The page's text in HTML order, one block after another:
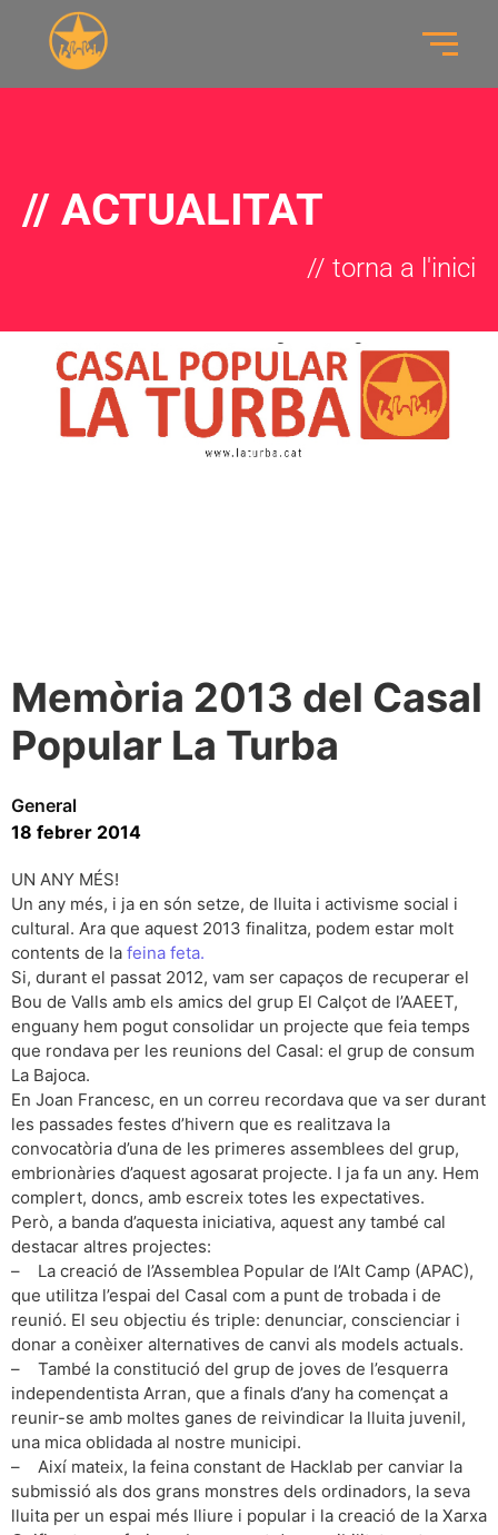
// ACTUALITAT
// torna a l'inici
Memòria 2013 del Casal
Popular La Turba
General
18 febrer 2014
UN ANY MÉS!
Un any més, i ja en són setze, de lluita i activisme social i
cultural. Ara que aquest 2013 finalitza, podem estar molt
contents de la feina feta.
Si, durant el passat 2012, vam ser capaços de recuperar el
Bou de Valls amb els amics del grup El Calçot de l’AAEET,
enguany hem pogut consolidar un projecte que feia temps
que rondava per les reunions del Casal: el grup de consum
La Bajoca.
En Joan Francesc, en un correu recordava que va ser durant
les passades festes d’hivern que es realitzava la
convocatòria d’una de les primeres assemblees del grup,
embrionàries d’aquest agosarat projecte. I ja fa un any. Hem
complert, doncs, amb escreix totes les expectatives.
Però, a banda d’aquesta iniciativa, aquest any també cal
destacar altres projectes:
– La creació de l’Assemblea Popular de l’Alt Camp (APAC),
que utilitza l’espai del Casal com a punt de trobada i de
reunió. El seu objectiu és triple: denunciar, conscienciar i
donar a conèixer alternatives de canvi als models actuals.
– També la constitució del grup de joves de l’esquerra
independentista Arran, que a finals d’any ha començat a
reunir-se amb moltes ganes de reivindicar la lluita juvenil,
una mica oblidada al nostre municipi.
– Així mateix, la feina constant de Hacklab per canviar la
submissió als dos grans monstres dels ordinadors, la seva
lluita per un espai més lliure i popular i la creació de la Xarxa